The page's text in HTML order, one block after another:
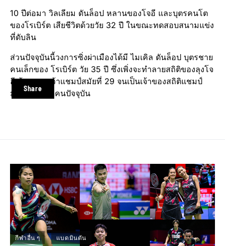
Share
10 ปีต่อมา วิลเลียม ดันล็อป หลานของโจอี และบุตรคนโต
ของโรเบิร์ต เสียชีวิตด้วยวัย 32 ปี ในขณะทดสอบสนามแข่ง
ที่ดับลิน
ส่วนปัจจุบันนี้วงการซิ่งผ่าเมืองได้มี ไมเคิล ดันล็อป บุตรชาย
คนเล็กของ โรเบิร์ต วัย 35 ปี ซึ่งเพิ่งจะทำลายสถิติของลุงโจ
อี ด้วยการคว้าแชมป์สมัยที่ 29 จนเป็นเจ้าของสถิติแชมป์
มากครั้งที่สุดคนปัจจุบัน
กีฬาอื่น ๆ แบดมินตัน